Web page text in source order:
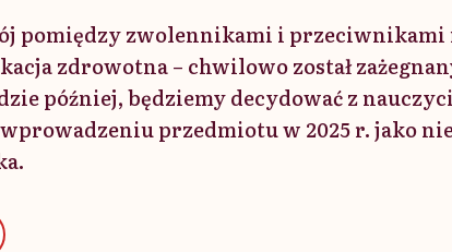
pomiędzy zwolennikami i
zdrowotna – chwilowo został
później, będziemy decydować z
przedmiotu w 2025 r. jako